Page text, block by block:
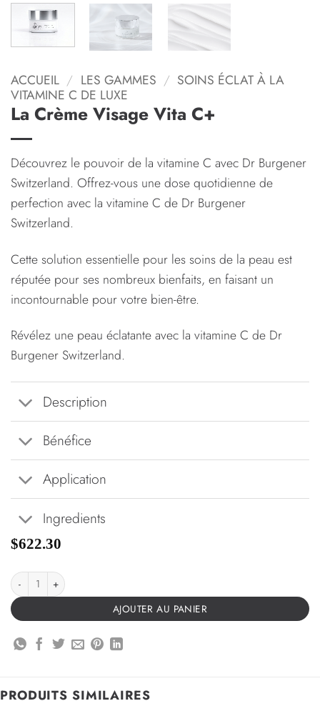
ACCUEIL / LES GAMMES / SOINS ÉCLAT À LA
VITAMINE C DE LUXE
La Crème Visage Vita C+
Découvrez le pouvoir de la vitamine C avec Dr Burgener
Switzerland. Offrez-vous une dose quotidienne de
perfection avec la vitamine C de Dr Burgener
Switzerland.
Cette solution essentielle pour les soins de la peau est
réputée pour ses nombreux bienfaits, en faisant un
incontournable pour votre bien-être.
Révélez une peau éclatante avec la vitamine C de Dr
Burgener Switzerland.
Description
Bénéfice
Application
Ingredients
$622.30
AJOUTER AU PANIER
PRODUITS SIMILAIRES